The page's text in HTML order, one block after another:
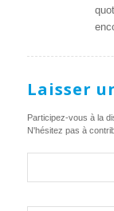
Laisser
Participez-vous à la
N'hésitez pas à